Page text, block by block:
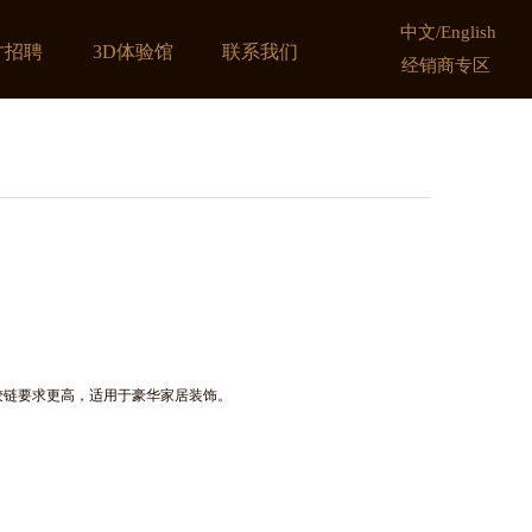
招聘 3D体验馆 联系我们
中文/English
经销商专区
要求更高，适用于豪华家居装饰。